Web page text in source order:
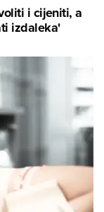
i cijeniti, a
izdaleka'